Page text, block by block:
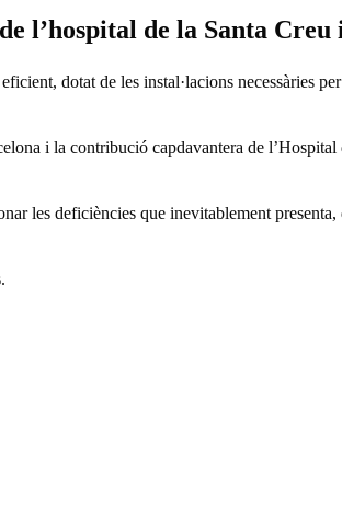
l’hospital de la Santa Creu
dotat de les instal·lacions necessàries
i la contribució capdavantera de
les deficiències que inevitablement presenta,